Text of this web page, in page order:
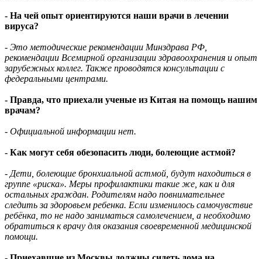
- На чей опыт ориентируются наши врачи в лечении
вируса?
- Это методические рекомендации Минздрава РФ,
рекомендации Всемирной организации здравоохранения и опыт
зарубежных коллег. Также проводятся консультации с
федеральными центрами.
- Правда, что приехали ученые из Китая на помощь нашим
врачам?
- Официальной информации нет.
- Как могут себя обезопасить люди, болеющие астмой?
- Дети, болеющие бронхиальной астмой, будут находиться в
группе «риска». Меры профилактики такие же, как и для
остальных граждан. Родителям надо повнимательнее
следить за здоровьем ребенка. Если изменилось самочувствие
ребёнка, то не надо заниматься самолечением, а необходимо
обратиться к врачу для оказания своевременной медицинской
помощи.